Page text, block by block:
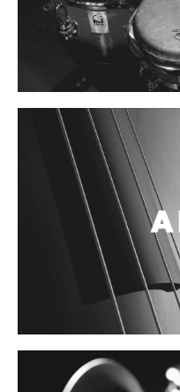
Herrajes y soportes
Accesorios
Marcha
Redoblantes
Tambores
Multi-tenores
Baquetas, mazos y bolillos